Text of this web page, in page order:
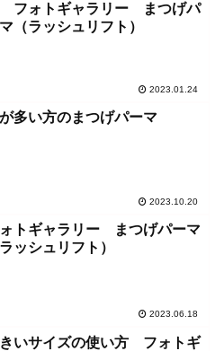
フォトギャラリー まつげパ
（ラッシュリフト）
2023.01.24
多い方のまつげパーマ
2023.10.20
トギャラリー まつげパーマ
ラッシュリフト）
2023.06.18
いサイズの使い方 フォトギ